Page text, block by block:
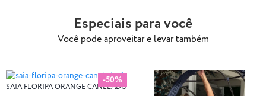
Especiais para você
Você pode aproveitar e levar também
-50%
SAIA FLORIPA ORANGE CANELADO